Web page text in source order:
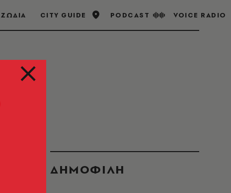
ΖΩΔΙΑ CITY GUIDE PODCAST VOICE RADIO
ΔΗΜΟΦΙΛΗ